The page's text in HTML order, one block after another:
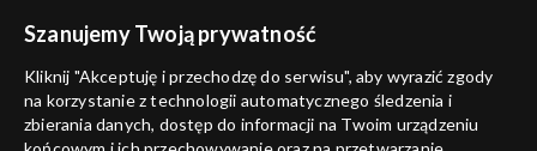
ANULUJ
informacje o dostawcy usług
Szanujemy Twoją prywatność
Kliknij "Akceptuję i przechodzę do serwisu", aby wyrazić zgody
na korzystanie z technologii automatycznego śledzenia i
zbierania danych, dostęp do informacji na Twoim urządzeniu